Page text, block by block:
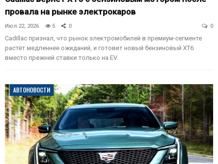
провала на рынке электрокаров
Июл 22, 2026 5 0 0
Cadillac признал, что рынок электромобилей в премиум-сегменте
растёт медленнее ожиданий, и готовит новый бензиновый XT6
вместо прежней ставки только на EV.
АВТОНОВОСТИ